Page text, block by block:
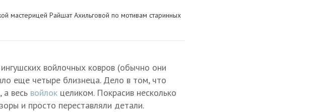
мастерицей Райшат Ахильговой по мотивам старинных
войлочных ковров (обычно они
еще четыре близнеца. Дело в том, что
весь войлок целиком. Покрасив несколько
и просто переставляли детали.